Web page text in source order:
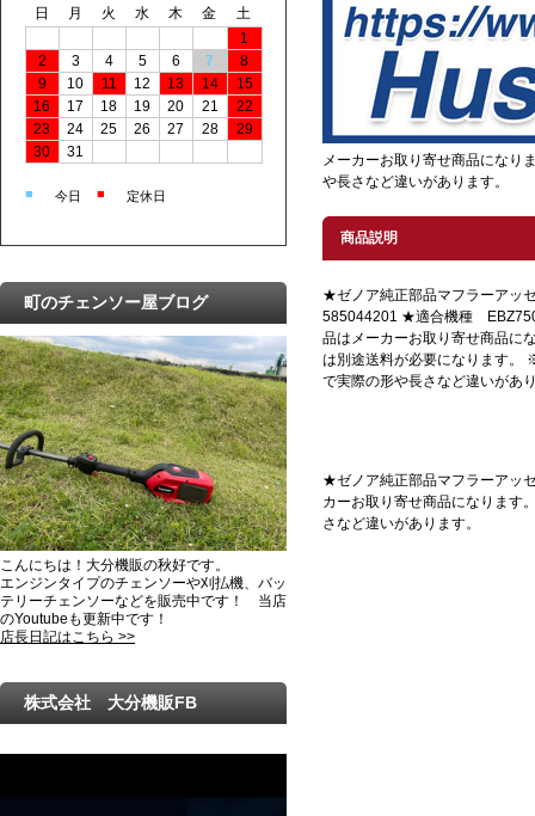
メーカーお取り寄せ商品にな
や長さなど違いがあります。
商品説明
★ゼノア純正部品マフラーアッ
585044201 ★適合機種
品はメーカーお取り寄せ商品に
は別途送料が必要になります。
で実際の形や長さなど違いがあ
★ゼノア純正部品マフラーアッ
カーお取り寄せ商品になります
さなど違いがあります。
日 月 火 水 木 金
土
1
2
3 4 5 6 7
8
9
10 11 12 13 14
15
16
17 18 19 20 21
22
23
24 25 26 27 28
29
30
31
■ 今日 ■ 定休日
町のチェンソー屋ブログ
こんにちは！大分機販の秋好です。
エンジンタイプのチェンソーや刈払機、バッ
テリーチェンソーなどを販売中です！ 当店
のYoutubeも更新中です！
店長日記はこちら >>
株式会社 大分機販FB